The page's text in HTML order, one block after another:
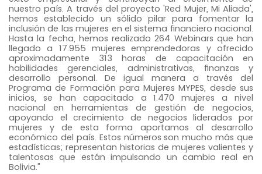
nuestro país. A través del proyecto 'Red Mujer, Mi Aliada',
hemos establecido un sólido pilar para fomentar la
inclusión de las mujeres en el sistema financiero nacional.
Hasta la fecha, hemos realizado 264 Webinars que han
llegado a 17.955 mujeres emprendedoras y ofrecido
aproximadamente 313 horas de capacitación en
habilidades gerenciales, administrativas, finanzas y
desarrollo personal. De igual manera a través del
Programa de Formación para Mujeres MYPES, desde sus
inicios, se han capacitado a 1.470 mujeres a nivel
nacional en herramientas de gestión de negocios,
apoyando el crecimiento de negocios liderados por
mujeres y de esta forma aportamos al desarrollo
económico del país. Estos números son mucho más que
estadísticas; representan historias de mujeres valientes y
talentosas que están impulsando un cambio real en
Bolivia."